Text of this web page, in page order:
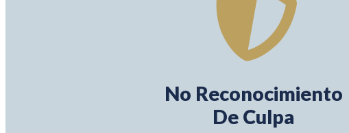
No Reconocimiento
De Culpa